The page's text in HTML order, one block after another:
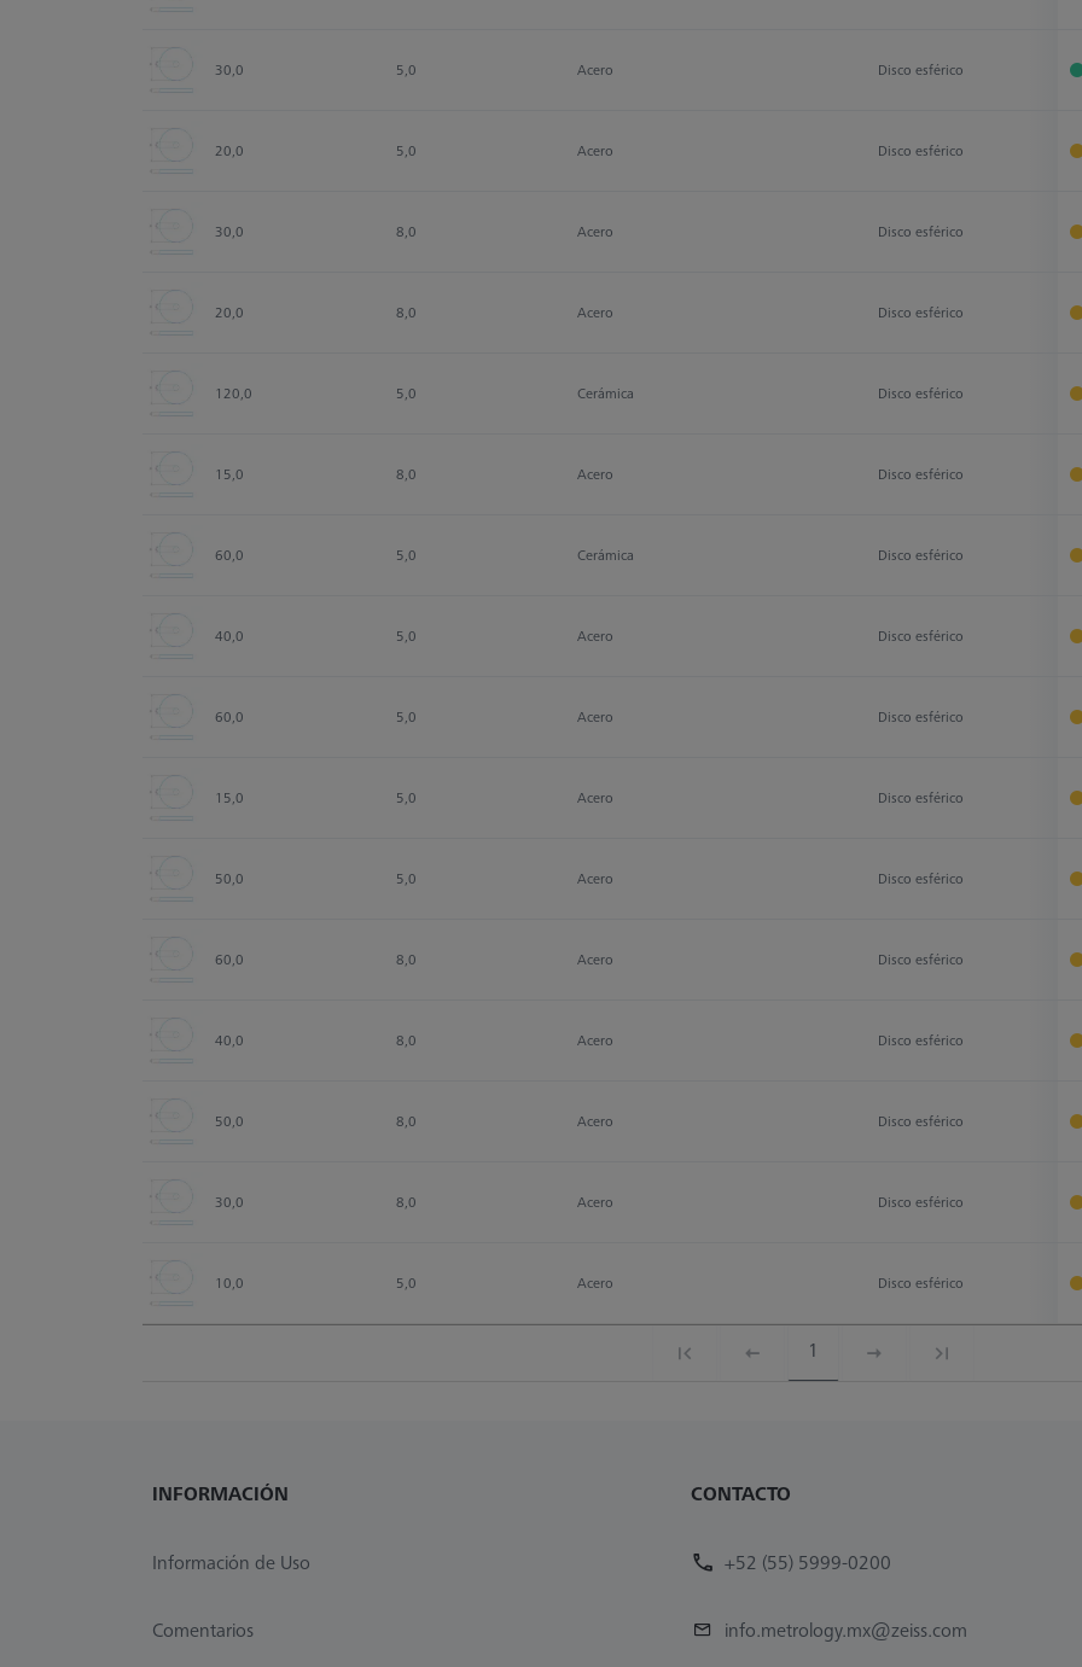
30,0 5,0 Acero Disco esférico
20,0 5,0 Acero Disco esférico
30,0 8,0 Acero Disco esférico
20,0 8,0 Acero Disco esférico
120,0 5,0 Cerámica Disco esférico
15,0 8,0 Acero Disco esférico
60,0 5,0 Cerámica Disco esférico
40,0 5,0 Acero Disco esférico
60,0 5,0 Acero Disco esférico
15,0 5,0 Acero Disco esférico
50,0 5,0 Acero Disco esférico
60,0 8,0 Acero Disco esférico
40,0 8,0 Acero Disco esférico
50,0 8,0 Acero Disco esférico
30,0 8,0 Acero Disco esférico
10,0 5,0 Acero Disco esférico
1
INFORMACIÓN
Información de Uso
Comentarios
CONTACTO
+52 (55) 5999-0200
info.metrology.mx@zeiss.com